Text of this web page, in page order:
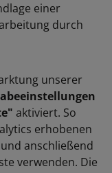
einer
durch
unserer
aktiviert. So
erhobenen
anschließend
verwenden. Die